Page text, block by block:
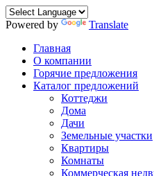
Powered by
Translate
Главная
О компании
Горячие предложения
Каталог предложений
Коттеджи
Дома
Дачи
Земельные участки
Квартиры
Комнаты
Коммерческая